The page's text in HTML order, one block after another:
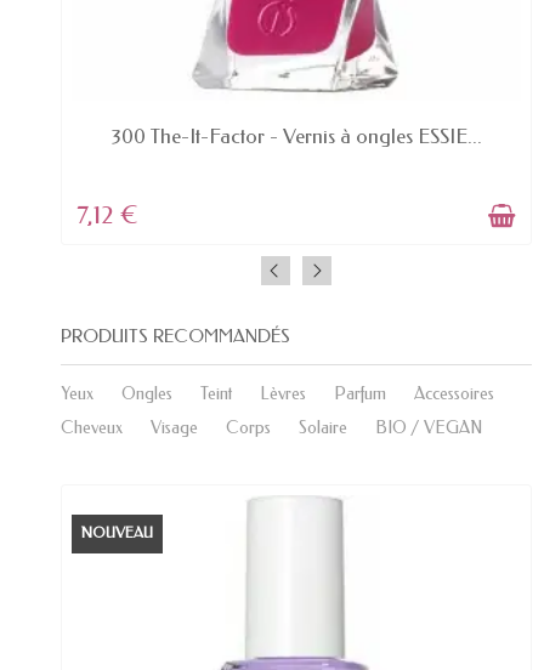
EN STOCK
300 The-It-Factor - Vernis à ongles ESSIE...
7,12 €
PRODUITS RECOMMANDÉS
Yeux Ongles Teint Lèvres Parfum
Accessoires
Cheveux
Visage Corps Solaire BIO / VEGAN
NOUVEAU